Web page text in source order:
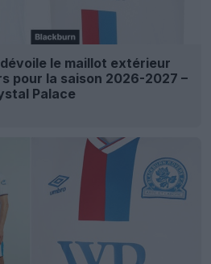
le maillot extérieur
pour la saison 2026-2027 –
Palace